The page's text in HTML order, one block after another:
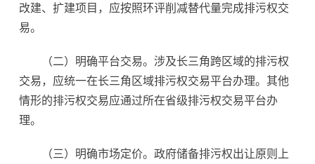
改建、扩建项目，应按照环评削减替代量完成排污权交
易。
（二）明确平台交易。涉及长三角跨区域的排污权
交易，应统一在长三角区域排污权交易平台办理。其他
情形的排污权交易应通过所在省级排污权交易平台办
理。
（三）明确市场定价。政府储备排污权出让原则上